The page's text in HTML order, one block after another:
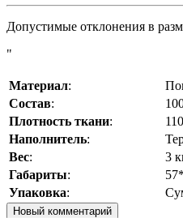
Допустимые отклонения в
"
Материал:
Состав:
Плотность ткани:
Наполнитель:
Вес:
3
Габариты:
Упаковка:
Новый комментарий